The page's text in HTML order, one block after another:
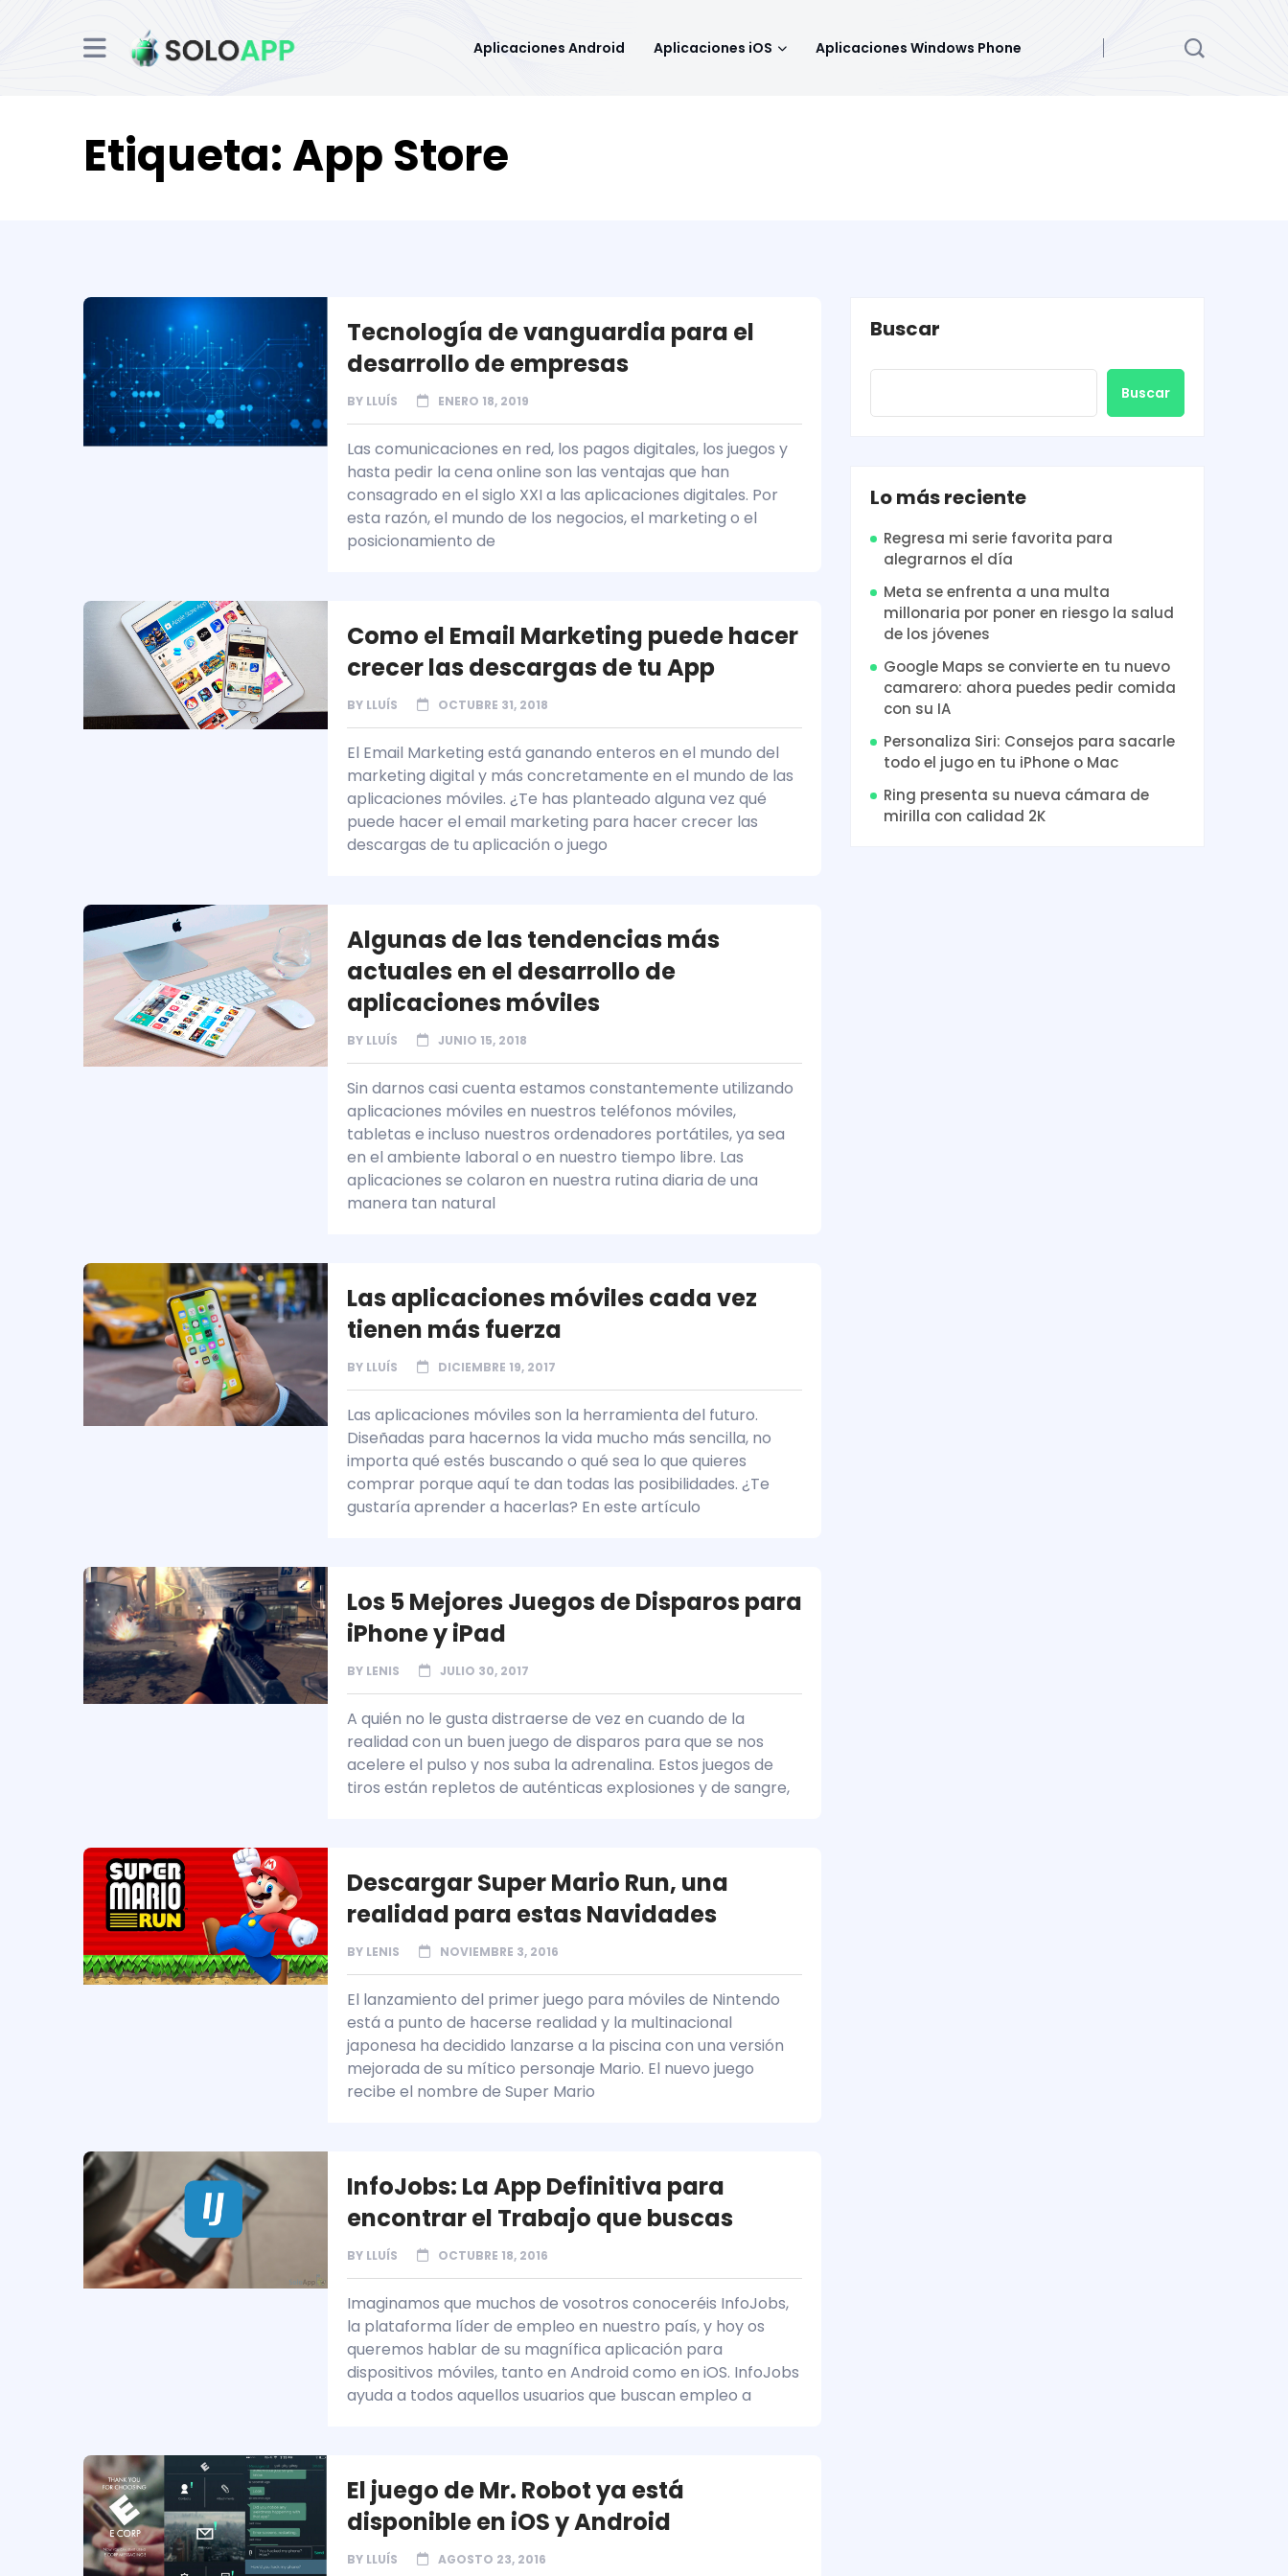
Aplicaciones Android Aplicaciones iOS Aplicaciones Windows Phone
Etiqueta:App Store
Tecnología de vanguardia para el
desarrollo de empresas
BY LLUÍS ENERO 18, 2019
Las comunicaciones en red, los pagos digitales, los juegos y
hasta pedir la cena online son las ventajas que han
consagrado en el siglo XXI a las aplicaciones digitales. Por
esta razón, el mundo de los negocios, el marketing o el
posicionamiento de
Como el Email Marketing puede hacer
crecer las descargas de tu App
BY LLUÍS OCTUBRE 31, 2018
El Email Marketing está ganando enteros en el mundo del
marketing digital y más concretamente en el mundo de las
aplicaciones móviles. ¿Te has planteado alguna vez qué
puede hacer el email marketing para hacer crecer las
descargas de tu aplicación o juego
Algunas de las tendencias más
actuales en el desarrollo de
aplicaciones móviles
BY LLUÍS JUNIO 15, 2018
Sin darnos casi cuenta estamos constantemente utilizando
aplicaciones móviles en nuestros teléfonos móviles,
tabletas e incluso nuestros ordenadores portátiles, ya sea
en el ambiente laboral o en nuestro tiempo libre. Las
aplicaciones se colaron en nuestra rutina diaria de una
manera tan natural
Las aplicaciones móviles cada vez
tienen más fuerza
BY LLUÍS DICIEMBRE 19, 2017
Las aplicaciones móviles son la herramienta del futuro.
Diseñadas para hacernos la vida mucho más sencilla, no
importa qué estés buscando o qué sea lo que quieres
comprar porque aquí te dan todas las posibilidades. ¿Te
gustaría aprender a hacerlas? En este artículo
Los 5 Mejores Juegos de Disparos para
iPhone y iPad
BY LENIS JULIO 30, 2017
A quién no le gusta distraerse de vez en cuando de la
realidad con un buen juego de disparos para que se nos
acelere el pulso y nos suba la adrenalina. Estos juegos de
tiros están repletos de auténticas explosiones y de sangre,
Descargar Super Mario Run, una
realidad para estas Navidades
BY LENIS NOVIEMBRE 3, 2016
El lanzamiento del primer juego para móviles de Nintendo
está a punto de hacerse realidad y la multinacional
japonesa ha decidido lanzarse a la piscina con una versión
mejorada de su mítico personaje Mario. El nuevo juego
recibe el nombre de Super Mario
InfoJobs: La App Definitiva para
encontrar el Trabajo que buscas
BY LLUÍS OCTUBRE 18, 2016
Imaginamos que muchos de vosotros conoceréis InfoJobs,
la plataforma líder de empleo en nuestro país, y hoy os
queremos hablar de su magnífica aplicación para
dispositivos móviles, tanto en Android como en iOS. InfoJobs
ayuda a todos aquellos usuarios que buscan empleo a
El juego de Mr. Robot ya está
disponible en iOS y Android
BY LLUÍS AGOSTO 23, 2016
Buscar
Buscar
Lo más reciente
Regresa mi serie favorita para
alegrarnos el día
Meta se enfrenta a una multa
millonaria por poner en riesgo la salud
de los jóvenes
Google Maps se convierte en tu nuevo
camarero: ahora puedes pedir comida
con su IA
Personaliza Siri: Consejos para sacarle
todo el jugo en tu iPhone o Mac
Ring presenta su nueva cámara de
mirilla con calidad 2K